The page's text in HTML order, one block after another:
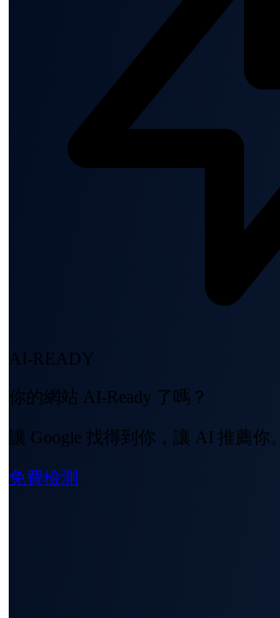
AI-READY
你的網站 AI-Ready 了嗎？
讓 Google 找得到你，讓 AI 推薦你。
免費檢測